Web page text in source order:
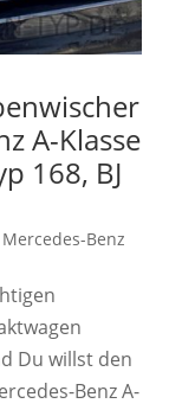
A-Klasse
168, BJ
Mercedes-Benz
Du willst den
Benz A-